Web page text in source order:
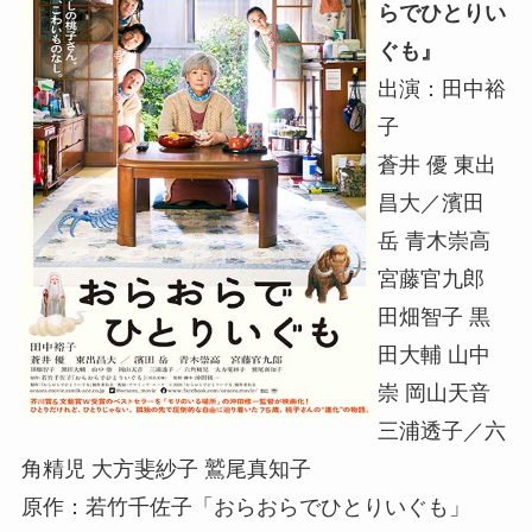
らでひとりい
ぐも』
出演：田中裕
子
蒼井 優 東出
昌大／濱田
岳 青木崇高
宮藤官九郎
田畑智子 黒
田大輔 山中
崇 岡山天音
三浦透子／六
角精児 大方斐紗子 鷲尾真知子
原作：若竹千佐子「おらおらでひとりいぐも」